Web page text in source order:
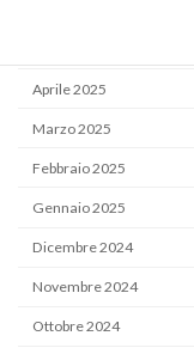
Aprile 2025
Marzo 2025
Febbraio 2025
Gennaio 2025
Dicembre 2024
Novembre 2024
Ottobre 2024